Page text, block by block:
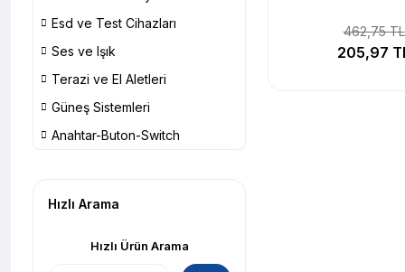
Esd ve Test Cihazları
Ses ve Işık
Terazi ve El Aletleri
Güneş Sistemleri
Anahtar-Buton-Switch
Hızlı Arama
Hızlı Ürün Arama
462,75 TL
205,97